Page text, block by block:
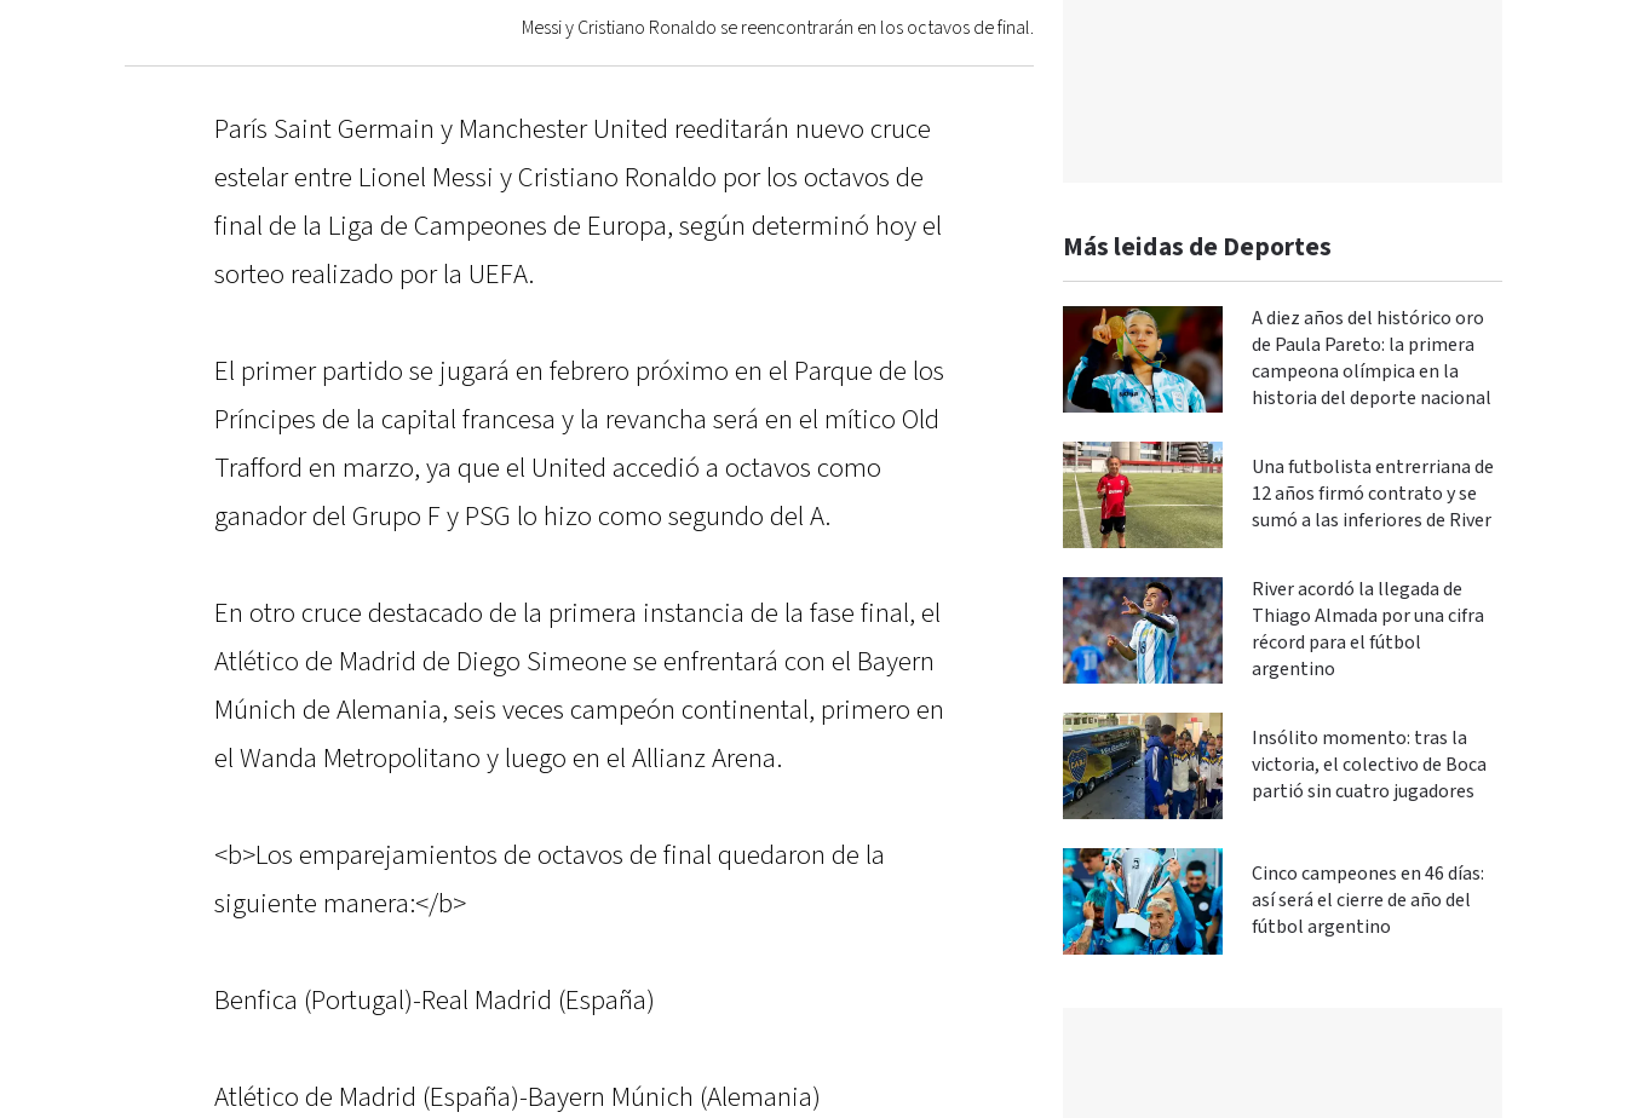
Messi y Cristiano Ronaldo se reencontrarán en los octavos de final.
París Saint Germain y Manchester United reeditarán nuevo cruce
estelar entre Lionel Messi y Cristiano Ronaldo por los octavos de
final de la Liga de Campeones de Europa, según determinó hoy el
sorteo realizado por la UEFA.
El primer partido se jugará en febrero próximo en el Parque de los
Príncipes de la capital francesa y la revancha será en el mítico Old
Trafford en marzo, ya que el United accedió a octavos como
ganador del Grupo F y PSG lo hizo como segundo del A.
En otro cruce destacado de la primera instancia de la fase final, el
Atlético de Madrid de Diego Simeone se enfrentará con el Bayern
Múnich de Alemania, seis veces campeón continental, primero en
el Wanda Metropolitano y luego en el Allianz Arena.
<b>Los emparejamientos de octavos de final quedaron de la
siguiente manera:</b>
Benfica (Portugal)-Real Madrid (España)
Atlético de Madrid (España)-Bayern Múnich (Alemania)
Más leidas de Deportes
A diez años del histórico oro
de Paula Pareto: la primera
campeona olímpica en la
historia del deporte nacional
Una futbolista entrerriana de
12 años firmó contrato y se
sumó a las inferiores de River
River acordó la llegada de
Thiago Almada por una cifra
récord para el fútbol
argentino
Insólito momento: tras la
victoria, el colectivo de Boca
partió sin cuatro jugadores
Cinco campeones en 46 días:
así será el cierre de año del
fútbol argentino